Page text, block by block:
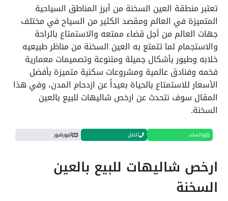
تعتبر منطقة العين السخنة من أبرز المناطق السياحية
المتميزة في العالم ومقصد الكثير من السياح في مختلف
جهات العالم من أجل قضاء ممتعه والاستمتاع بالراحة
والاستجمام لما تتمتع به العين السخنة من مناظر طبيعيه
خلابه وطيور بأشكال جميلة ومتنوعة وتصميمات معمارية
فخمه وفنادق عالمية ومشروعات سكنية متميزة بأفضل
الأسعار للاستمتاع بالحياة بعيداً عن ازدحام المدن، وفي هذا
المقال سوف نتحدث عن ارخص شاليهات للبيع بالعين
السخنة.
واتساب اتصل البورشور
ارخص شاليهات للبيع بالعين
السخنة